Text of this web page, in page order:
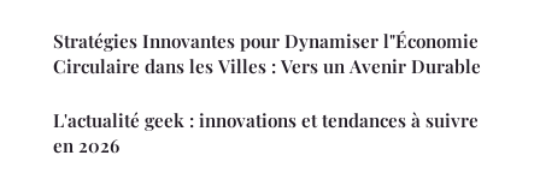
Stratégies Innovantes pour Dynamiser l"Économie
Circulaire dans les Villes : Vers un Avenir Durable
L'actualité geek : innovations et tendances à suivre
en 2026